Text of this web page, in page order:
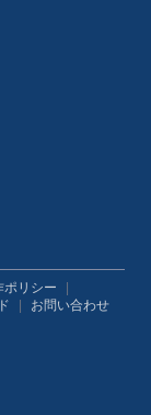
ポリシー
お問い合わせ